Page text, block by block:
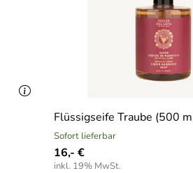
Flüssigseife Traube (500
Sofort lieferbar
16,- €
inkl. 19% MwSt.